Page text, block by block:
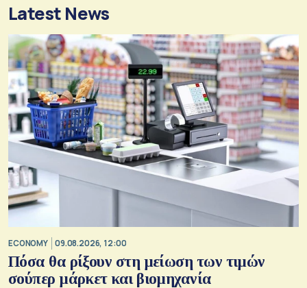
Latest News
ECONOMY 09.08.2026, 12:00
Πόσα θα ρίξουν στη μείωση των τιμών
σούπερ μάρκετ και βιομηχανία